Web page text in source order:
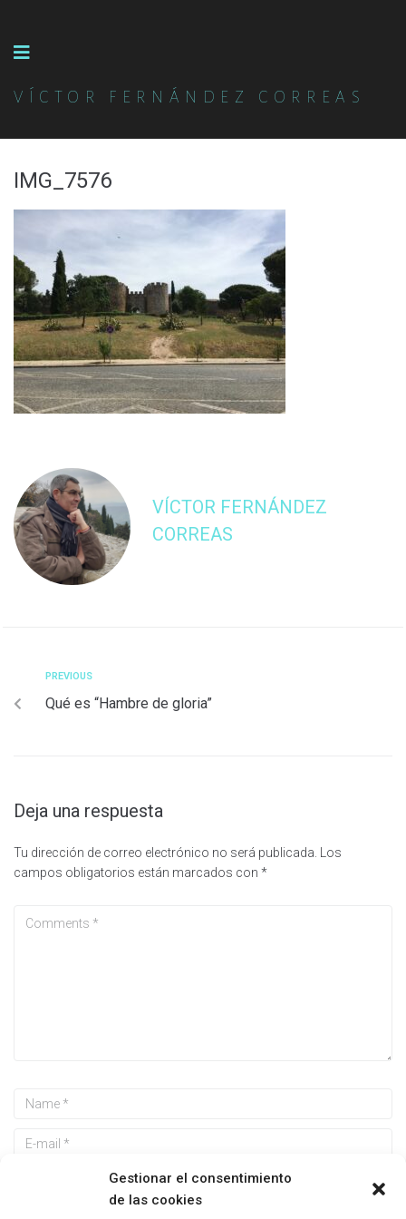
Gestionar el consentimiento
de las cookies
VÍCTOR FERNÁNDEZ CORREAS
IMG_7576
VÍCTOR FERNÁNDEZ
CORREAS
PREVIOUS
Qué es “Hambre de gloria”
Deja una respuesta
Tu dirección de correo electrónico no será publicada.
Los
campos obligatorios están marcados con *